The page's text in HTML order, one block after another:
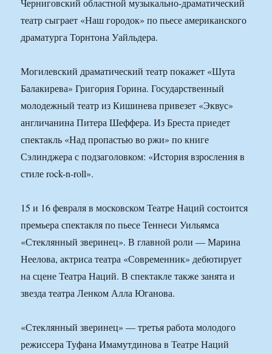
Черниговский областной музыкально-драматический
театр сыграет «Наш городок» по пьесе американского
драматурга Торнтона Уайльдера.
Могилевский драматический театр покажет «Шута
Балакирева» Григория Горина. Государственный
молодежный театр из Кишинева привезет «Эквус»
англичанина Питера Шеффера. Из Бреста приедет
спектакль «Над пропастью во ржи» по книге
Сэлинджера с подзаголовком: «История взросления в
стиле rock-n-roll».
15 и 16 февраля в московском Театре Наций состоится
премьера спектакля по пьесе Теннеси Уильямса
«Стеклянный зверинец». В главной роли — Марина
Неелова, актриса театра «Современник» дебютирует
на сцене Театра Наций. В спектакле также занята и
звезда театра Ленком Алла Юганова.
«Стеклянный зверинец» — третья работа молодого
режиссера Туфана Имамутдинова в Театре Наций